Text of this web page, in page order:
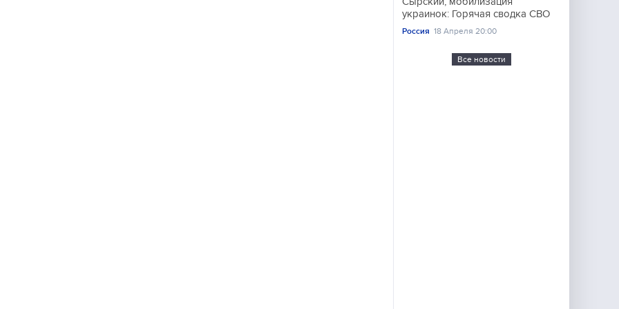
украинок: Горячая сводка СВО
Россия 18 Апреля 20:00
Все новости